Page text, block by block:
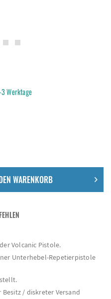
Werktage
WARENKORB
Volcanic Pistole.
Unterhebel-Repetierpistole
/ diskreter Versand